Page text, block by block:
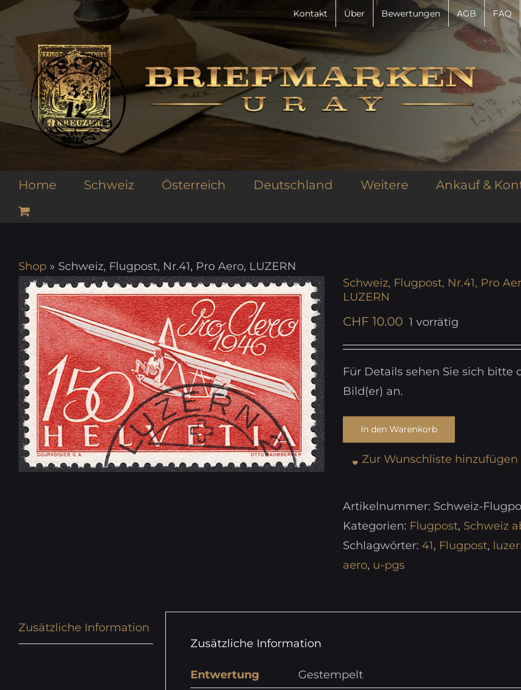
Zum
springen
Kontakt Über Bewertungen AGB FAQ
Home Schweiz Österreich Deutschland Weitere Ankauf &
Shop » Schweiz, Flugpost, Nr.41, Pro Aero, LUZERN
Schweiz, Flugpost, Nr.41, Pro
LUZERN
CHF 10.00 1 vorrätig
Für Details sehen Sie sich bitte
Bild(er) an.
In den Warenkorb
Zur Wunschliste hinzufügen
Artikelnummer: Schweiz-
Kategorien: Flugpost, Schweiz
Schlagwörter: 41, Flugpost,
aero, u-pgs
Zusätzliche Information
Zusätzliche Information
Entwertung
Gestempelt